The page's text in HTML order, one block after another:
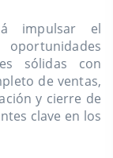
impulsar el
sólidas con
de ventas,
y cierre de
clave en los